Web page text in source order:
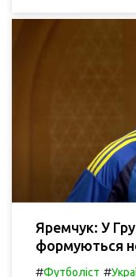
Яремчук: У
формуються
#Футболіст #